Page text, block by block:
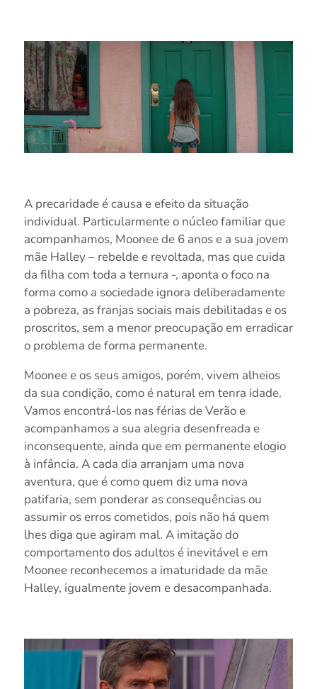
A precaridade é causa e efeito da situação
individual. Particularmente o núcleo familiar que
acompanhamos, Moonee de 6 anos e a sua jovem
mãe Halley – rebelde e revoltada, mas que cuida
da filha com toda a ternura -, aponta o foco na
forma como a sociedade ignora deliberadamente
a pobreza, as franjas sociais mais debilitadas e os
proscritos, sem a menor preocupação em erradicar
o problema de forma permanente.
Moonee e os seus amigos, porém, vivem alheios
da sua condição, como é natural em tenra idade.
Vamos encontrá-los nas férias de Verão e
acompanhamos a sua alegria desenfreada e
inconsequente, ainda que em permanente elogio
à infância. A cada dia arranjam uma nova
aventura, que é como quem diz uma nova
patifaria, sem ponderar as consequências ou
assumir os erros cometidos, pois não há quem
lhes diga que agiram mal. A imitação do
comportamento dos adultos é inevitável e em
Moonee reconhecemos a imaturidade da mãe
Halley, igualmente jovem e desacompanhada.